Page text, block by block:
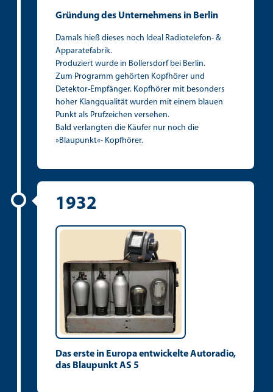
Gründung des Unternehmens in Berlin
Damals hieß dieses noch Ideal Radiotelefon- &
Apparatefabrik.
Produziert wurde in Bollersdorf bei Berlin.
Zum Programm gehörten Kopfhörer und
Detektor-Empfänger. Kopfhörer mit besonders
hoher Klangqualität wurden mit einem blauen
Punkt als Prufzeichen versehen.
Bald verlangten die Käufer nur noch die
»Blaupunkt«- Kopfhörer.
1932
Das erste in Europa entwickelte Autoradio,
das Blaupunkt AS 5